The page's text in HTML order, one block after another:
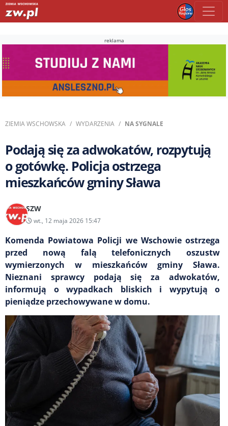
reklama
ZIEMIA WSCHOWSKA WYDARZENIA NA SYGNALE
Podają się za adwokatów, rozpytują
o gotówkę. Policja ostrzega
mieszkańców gminy Sława
SZW
wt., 12 maja 2026 15:47
Komenda Powiatowa Policji we Wschowie ostrzega
przed nową falą telefonicznych oszustw
wymierzonych w mieszkańców gminy Sława.
Nieznani sprawcy podają się za adwokatów,
informują o wypadkach bliskich i wypytują o
pieniądze przechowywane w domu.